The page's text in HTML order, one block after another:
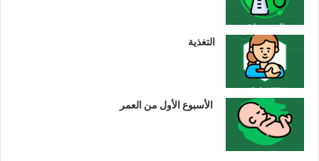
التغذية
الأسبوع الأول من العمر